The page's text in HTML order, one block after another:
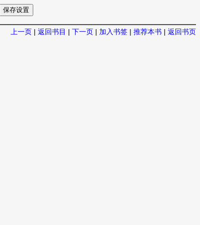
上一页 | 返回书目 | 下一页 | 加入书签 | 推荐本书 | 返回书页